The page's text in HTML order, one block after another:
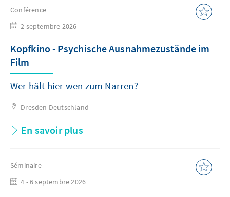
Conférence
2 septembre 2026
Kopfkino - Psychische Ausnahmezustände im
Film
Wer hält hier wen zum Narren?
Dresden Deutschland
En savoir plus
Séminaire
4 - 6 septembre 2026